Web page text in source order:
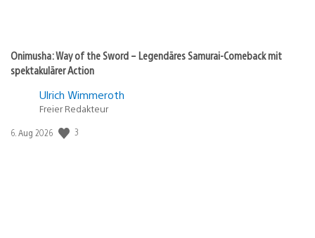
Onimusha: Way of the Sword – Legendäres Samurai-Comeback mit
spektakulärer Action
Ulrich Wimmeroth
Freier Redakteur
Veröffentlichungsdatum:
6. Aug 2026 3